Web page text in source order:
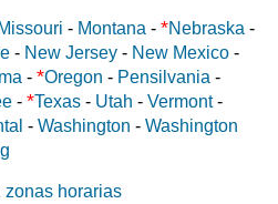
Missouri - Montana - *Nebraska -
- New Jersey - New Mexico -
- *Oregon - Pensilvania -
- *Texas - Utah - Vermont-
- Washington - Washington
zonas horarias